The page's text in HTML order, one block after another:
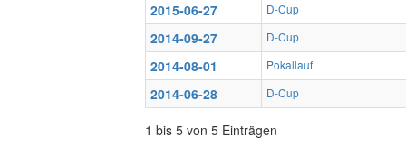
2015-06-27 D-Cup
2014-09-27 D-Cup
2014-08-01 Pokallauf
2014-06-28 D-Cup
1 bis 5 von 5 Einträgen